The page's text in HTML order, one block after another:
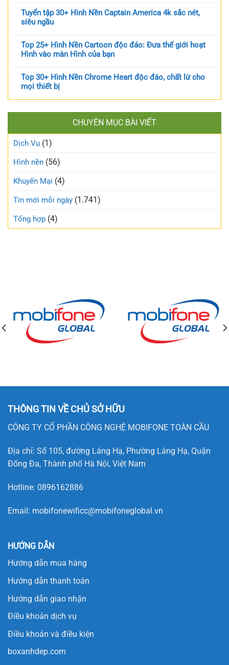
Tuyển tập 30+ Hình Nền Captain America 4k sắc nét,
siêu ngầu
Top 25+ Hình Nền Cartoon độc đáo: Đưa thế giới hoạt
Hình vào màn Hình của bạn
Top 30+ Hình Nền Chrome Heart độc đáo, chất lừ cho
mọi thiết bị
CHUYÊN MỤC BÀI VIẾT
Dịch Vụ (1)
Hình nền (56)
Khuyến Mại (4)
Tin mới mỗi ngày (1.741)
Tổng hợp (4)
THÔNG TIN VỀ CHỦ SỞ HỮU
CÔNG TY CỔ PHẦN CÔNG NGHỆ MOBIFONE TOÀN CẦU
Địa chỉ: Số 105, đường Láng Hạ, Phường Láng Hạ, Quận
Đống Đa, Thành phố Hà Nội, Việt Nam
Hotline: 0896162886
Email: mobifonewificc@mobifoneglobal.vn
HƯỚNG DẪN
Hướng dẫn mua hàng
Hướng dẫn thanh toán
Hướng dẫn giao nhận
Điều khoản dịch vụ
Điều khoản và điều kiện
boxanhdep.com